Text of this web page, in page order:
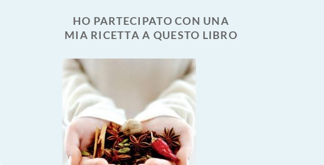
HO PARTECIPATO CON UNA
MIA RICETTA A QUESTO LIBRO